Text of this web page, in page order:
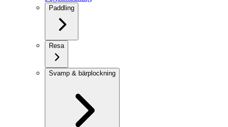
Paddling
Resa
Svamp & bärplockning